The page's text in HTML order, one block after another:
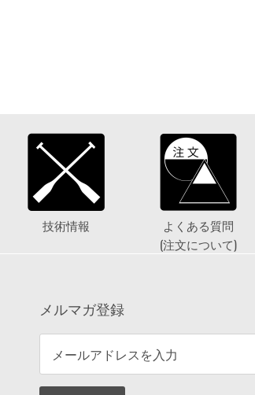
技術情報
よくある質問
(注文について)
メルマガ登録